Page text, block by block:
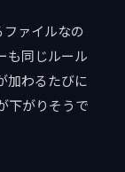
ァイルなの
も同じルール
加わるたびに
下がりそうで